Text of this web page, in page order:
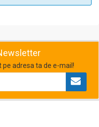
adresa ta de e-mail!